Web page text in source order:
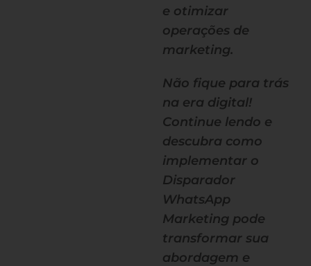
e otimizar
operações de
marketing.
Não fique para trás
na era digital!
Continue lendo e
descubra como
implementar o
Disparador
WhatsApp
Marketing pode
transformar sua
abordagem e